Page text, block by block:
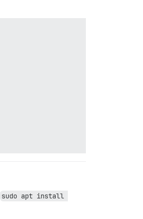
sudo apt install